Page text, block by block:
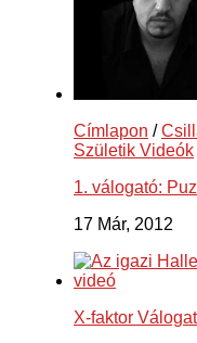
Címlapon /
Születik Videók
1. válogató:
17 Már, 2012
X-faktor